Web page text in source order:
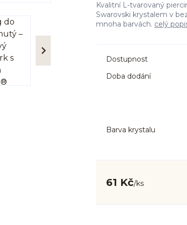
Kvalitní L-tvarovaný
Swarovski krystalem v
mnoha barvách. celý
Dostupnost
Doba dodání
Barva krystalu
61 Kč/ks